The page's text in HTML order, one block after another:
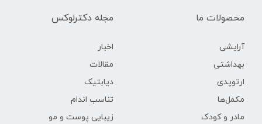
محصولات ما
آرایشی
بهداشتی
ارتوپدی
مکمل‌ها
مادر و کودک
مجله دکترلوکس
اخبار
مقالات
دیابتیک
تناسب اندام
زیبایی پوست و مو